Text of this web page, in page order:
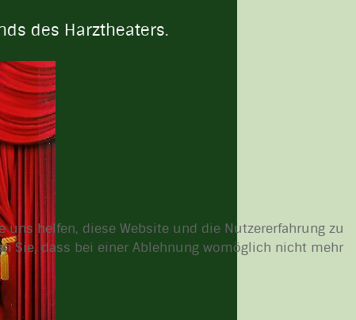
des Harztheaters.
uns helfen, diese Website und die Nutzererfahrung zu
Sie, dass bei einer Ablehnung womöglich nicht mehr